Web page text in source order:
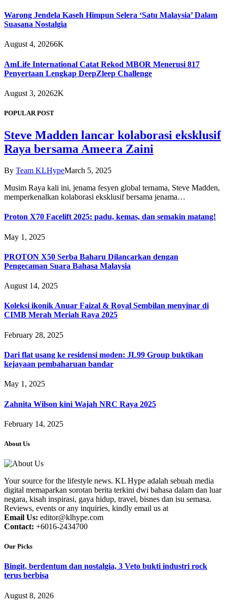
Warong Jendela Kaseh Himpun Selera ‘Satu Malaysia’ Dalam
Suasana Nostalgia
August 4, 20266K
AmLife International Catat Rekod MBOR Menerusi 817
Penyertaan Lengkap DeepZleep Challenge
August 3, 20262K
POPULAR POST
Steve Madden lancar kolaborasi eksklusif
Raya bersama Ameera Zaini
By Team KLHypeMarch 5, 2025
Musim Raya kali ini, jenama fesyen global ternama, Steve Madden,
memperkenalkan kolaborasi eksklusif bersama jenama…
Proton X70 Facelift 2025: padu, kemas, dan semakin matang!
May 1, 2025
PROTON X50 Serba Baharu Dilancarkan dengan
Pengecaman Suara Bahasa Malaysia
August 14, 2025
Koleksi ikonik Anuar Faizal & Royal Sembilan menyinar di
CIMB Merah Meriah Raya 2025
February 28, 2025
Dari flat usang ke residensi moden: JL99 Group buktikan
kejayaan pembaharuan bandar
May 1, 2025
Zahnita Wilson kini Wajah NRC Raya 2025
February 14, 2025
About Us
Your source for the lifestyle news. KL Hype adalah sebuah media
digital memaparkan sorotan berita terkini dwi bahasa dalam dan luar
negara, kisah inspirasi, gaya hidup, travel, bisnes dan isu semasa.
Reviews, events or any inquiries, kindly email us at
Email Us: editor@klhype.com
Contact: +6016-2434700
Our Picks
Bingit, berdentum dan nostalgia, 3 Veto bukti industri rock
terus berbisa
August 8, 2026